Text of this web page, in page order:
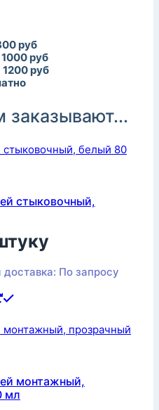
руб
1000 руб
1200 руб
заказывают...
стыковочный,
По запросу
монтажный,
мл